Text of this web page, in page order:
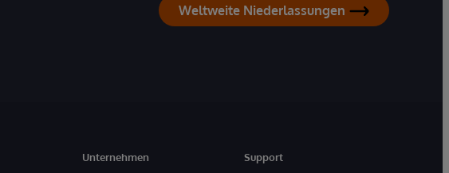
Weltweite Niederlassungen
Unternehmen
Support